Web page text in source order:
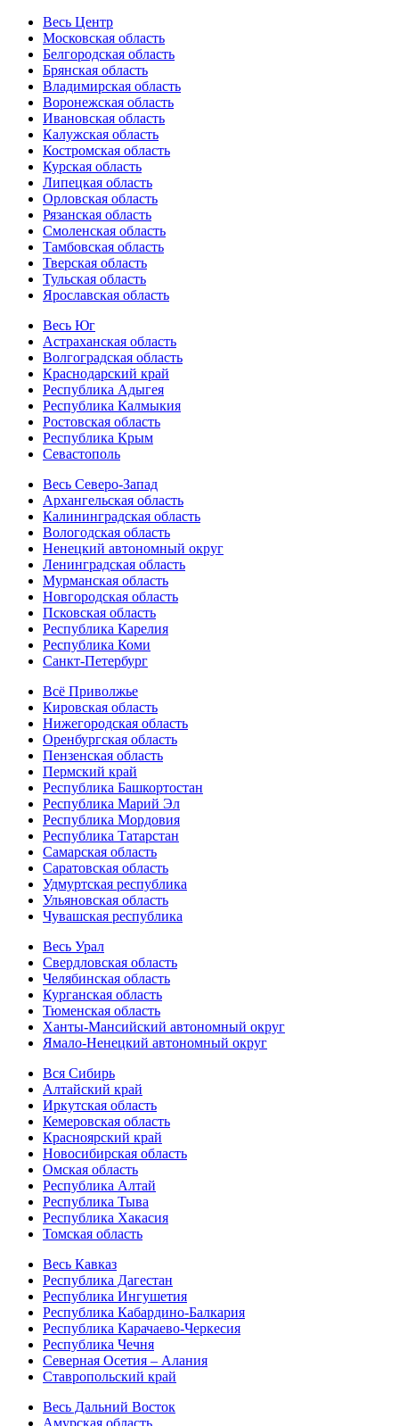
Весь Центр
Московская область
Белгородская область
Брянская область
Владимирская область
Воронежская область
Ивановская область
Калужская область
Костромская область
Курская область
Липецкая область
Орловская область
Рязанская область
Смоленская область
Тамбовская область
Тверская область
Тульская область
Ярославская область
Весь Юг
Астраханская область
Волгоградская область
Краснодарский край
Республика Адыгея
Республика Калмыкия
Ростовская область
Республика Крым
Севастополь
Весь Северо-Запад
Архангельская область
Калининградская область
Вологодская область
Ненецкий автономный округ
Ленинградская область
Мурманская область
Новгородская область
Псковская область
Республика Карелия
Республика Коми
Санкт-Петербург
Всё Приволжье
Кировская область
Нижегородская область
Оренбургская область
Пензенская область
Пермский край
Республика Башкортостан
Республика Марий Эл
Республика Мордовия
Республика Татарстан
Самарская область
Саратовская область
Удмуртская республика
Ульяновская область
Чувашская республика
Весь Урал
Свердловская область
Челябинская область
Курганская область
Тюменская область
Ханты-Мансийский автономный округ
Ямало-Ненецкий автономный округ
Вся Сибирь
Алтайский край
Иркутская область
Кемеровская область
Красноярский край
Новосибирская область
Омская область
Республика Алтай
Республика Тыва
Республика Хакасия
Томская область
Весь Кавказ
Республика Дагестан
Республика Ингушетия
Республика Кабардино-Балкария
Республика Карачаево-Черкесия
Республика Чечня
Северная Осетия – Алания
Ставропольский край
Весь Дальний Восток
Амурская область